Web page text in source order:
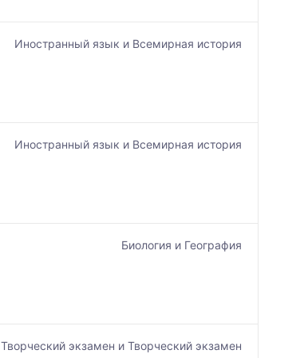
Иностранный язык и Всемирная история
Иностранный язык и Всемирная история
Биология и География
Творческий экзамен и Творческий экзамен